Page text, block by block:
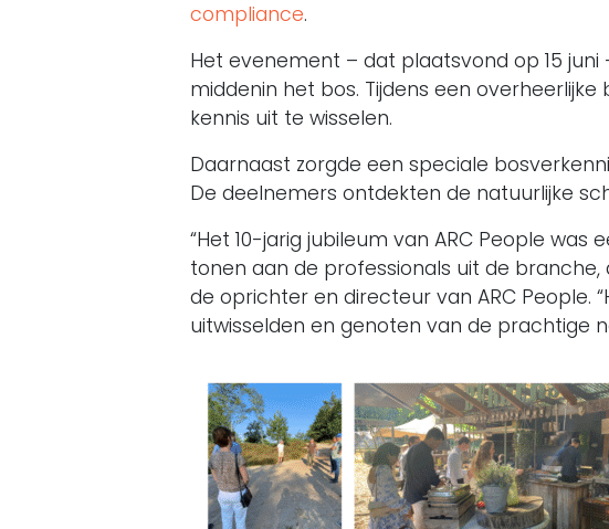
compliance.
Het evenement – dat plaatsvond op 15
middenin het bos. Tijdens een
kennis uit te wisselen.
Daarnaast zorgde een speciale
De deelnemers ontdekten de natuurlijke
“Het 10-jarig jubileum van ARC People
tonen aan de professionals uit de
de oprichter en directeur van ARC People.
uitwisselden en genoten van de prachtige